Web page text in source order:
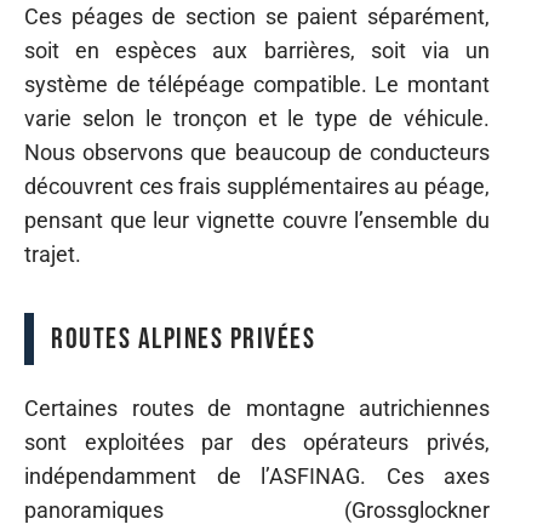
Ces péages de section se paient séparément,
soit en espèces aux barrières, soit via un
système de télépéage compatible. Le montant
varie selon le tronçon et le type de véhicule.
Nous observons que beaucoup de conducteurs
découvrent ces frais supplémentaires au péage,
pensant que leur vignette couvre l’ensemble du
trajet.
Routes alpines privées
Certaines routes de montagne autrichiennes
sont exploitées par des opérateurs privés,
indépendamment de l’ASFINAG. Ces axes
panoramiques (Grossglockner